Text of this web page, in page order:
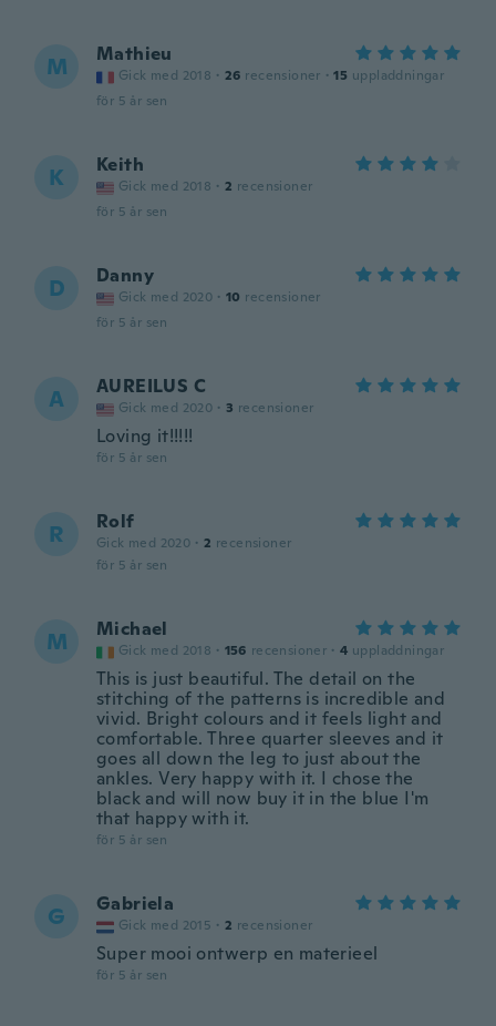
M Mathieu
Gick med 2018 · 26 recensioner · 15 uppladdningar
för 5 år sen
K Keith
Gick med 2018 · 2 recensioner
för 5 år sen
D Danny
Gick med 2020 · 10 recensioner
för 5 år sen
A AUREILUS C
Gick med 2020 · 3 recensioner
Loving it!!!!!
för 5 år sen
R Rolf
Gick med 2020 · 2 recensioner
för 5 år sen
M Michael
Gick med 2018 · 156 recensioner · 4 uppladdningar
This is just beautiful. The detail on the
stitching of the patterns is incredible and
vivid. Bright colours and it feels light and
comfortable. Three quarter sleeves and it
goes all down the leg to just about the
ankles. Very happy with it. I chose the
black and will now buy it in the blue I'm
that happy with it.
för 5 år sen
G Gabriela
Gick med 2015 · 2 recensioner
Super mooi ontwerp en materieel
för 5 år sen